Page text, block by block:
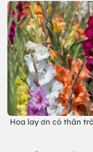
Hoa lay ơn có thân